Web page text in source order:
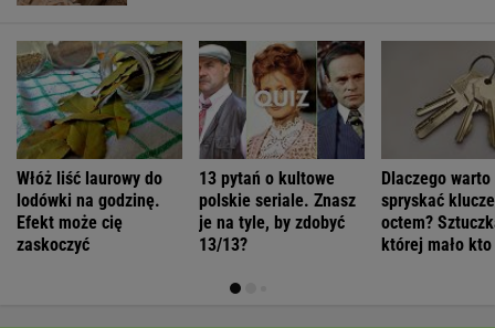
Włóż liść laurowy do
lodówki na godzinę.
Efekt może cię
zaskoczyć
13 pytań o kultowe
polskie seriale. Znasz
je na tyle, by zdobyć
13/13?
Dlaczego warto
spryskać klucze
octem?
której mało kto